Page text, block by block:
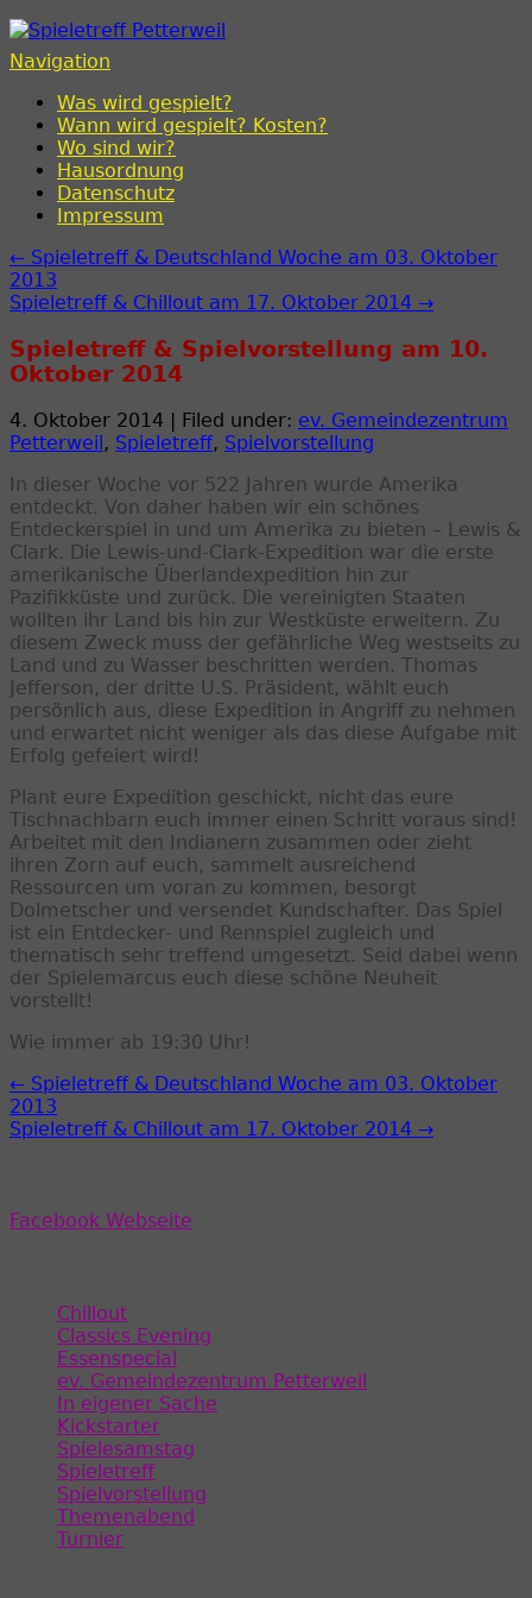
Spieletreff Petterweil
Navigation
Was wird gespielt?
Wann wird gespielt? Kosten?
Wo sind wir?
Hausordnung
Datenschutz
Impressum
← Spieletreff & Deutschland Woche am 03. Oktober
2013
Spieletreff & Chillout am 17. Oktober 2014 →
Spieletreff & Spielvorstellung am 10.
Oktober 2014
4. Oktober 2014 | Filed under: ev. Gemeindezentrum
Petterweil, Spieletreff, Spielvorstellung
In dieser Woche vor 522 Jahren wurde Amerika
entdeckt. Von daher haben wir ein schönes
Entdeckerspiel in und um Amerika zu bieten – Lewis &
Clark. Die Lewis-und-Clark-Expedition war die erste
amerikanische Überlandexpedition hin zur
Pazifikküste und zurück. Die vereinigten Staaten
wollten ihr Land bis hin zur Westküste erweitern. Zu
diesem Zweck muss der gefährliche Weg westseits zu
Land und zu Wasser beschritten werden. Thomas
Jefferson, der dritte U.S. Präsident, wählt euch
persönlich aus, diese Expedition in Angriff zu nehmen
und erwartet nicht weniger als das diese Aufgabe mit
Erfolg gefeiert wird!
Plant eure Expedition geschickt, nicht das eure
Tischnachbarn euch immer einen Schritt voraus sind!
Arbeitet mit den Indianern zusammen oder zieht
ihren Zorn auf euch, sammelt ausreichend
Ressourcen um voran zu kommen, besorgt
Dolmetscher und versendet Kundschafter. Das Spiel
ist ein Entdecker- und Rennspiel zugleich und
thematisch sehr treffend umgesetzt. Seid dabei wenn
der Spielemarcus euch diese schöne Neuheit
vorstellt!
Wie immer ab 19:30 Uhr!
← Spieletreff & Deutschland Woche am 03. Oktober
2013
Spieletreff & Chillout am 17. Oktober 2014 →
Facebook Webseite
Chillout
Classics Evening
Essenspecial
ev. Gemeindezentrum Petterweil
In eigener Sache
Kickstarter
Spielesamstag
Spieletreff
Spielvorstellung
Themenabend
Turnier